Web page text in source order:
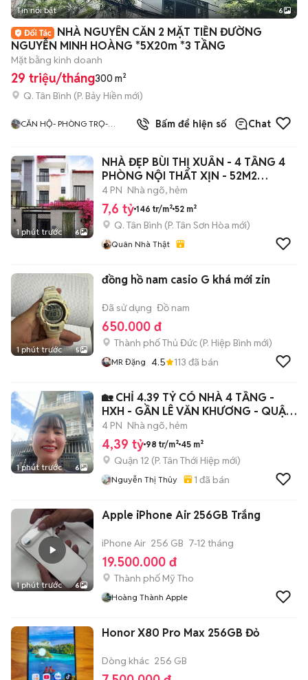
+2
Tin nổi bật 6
NHÀ NGUYÊN CĂN 2 MẶT TIỀN ĐƯỜNG
NGUYỄN MINH HOÀNG *5X20m *3 TẦNG
Mặt bằng kinh doanh
29 triệu/tháng300 m²
Q. Tân Bình (P. Bảy Hiền mới)
CĂN HỘ- PHÒNG TRỌ-
4.0
Bấm để hiện số Chat
1 phút trước 6
NHÀ ĐẸP BÙI THỊ XUÂN - 4 TẦNG 4
PHÒNG NỘI THẤT XỊN - 52M2
(4*12.95)
4 PN Nhà ngõ, hẻm
7,6 tỷ 146 tr/m² 52 m²
Q. Tân Bình (P. Tân Sơn Hòa mới)
Quân Nhà Thật
1 phút trước 5
đồng hồ nam casio G khá mới zin
Đã sử dụng Đồ nam
650.000 đ
Thành phố Thủ Đức (P. Hiệp Bình mới)
MR Đặng 4.5 113 đã bán
1 phút trước 6
🏡 CHỈ 4.39 TỶ CÓ NHÀ 4 TẦNG -
HXH - GẦN LÊ VĂN KHƯƠNG - QUẬN
12.
4 PN Nhà ngõ, hẻm
4,39 tỷ 98 tr/m² 45 m²
Quận 12 (P. Tân Thới Hiệp mới)
Nguyễn Thị Thủy 1 đã bán
1 phút trước 6
Apple iPhone Air 256GB Trắng
iPhone Air 256 GB 7-12 tháng
19.500.000 đ
Thành phố Mỹ Tho
Hoàng Thành Apple
Honor X80 Pro Max 256GB Đỏ
Dòng khác 256 GB